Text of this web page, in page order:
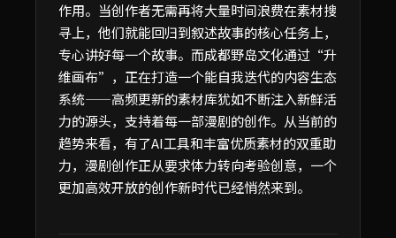
作用。当创作者无需再将大量时间浪费在素材搜
寻上，他们就能回归到叙述故事的核心任务上，
专心讲好每一个故事。而成都野岛文化通过“升
维画布”，正在打造一个能自我迭代的内容生态
系统——高频更新的素材库犹如不断注入新鲜活
力的源头，支持着每一部漫剧的创作。从当前的
趋势来看，有了AI工具和丰富优质素材的双重助
力，漫剧创作正从要求体力转向考验创意，一个
更加高效开放的创作新时代已经悄然来到。